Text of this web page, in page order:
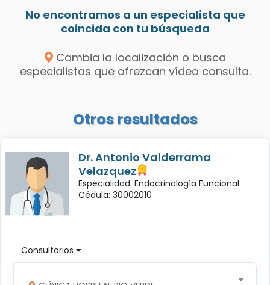
No encontramos a un especialista que
coincida con tu búsqueda
Cambia la localización o busca
especialistas que ofrezcan vídeo consulta.
Otros resultados
Dr. Antonio Valderrama
Velazquez
Especialidad: Endocrinología Funcional
Cédula: 30002010
Consultorios